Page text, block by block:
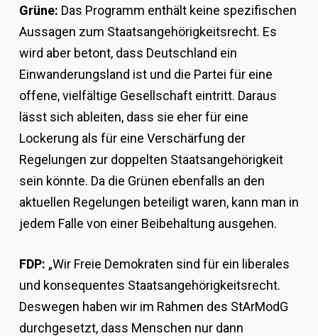
Grüne: Das Programm enthält keine spezifischen
Aussagen zum Staatsangehörigkeitsrecht. Es
wird aber betont, dass Deutschland ein
Einwanderungsland ist und die Partei für eine
offene, vielfältige Gesellschaft eintritt. Daraus
lässt sich ableiten, dass sie eher für eine
Lockerung als für eine Verschärfung der
Regelungen zur doppelten Staatsangehörigkeit
sein könnte. Da die Grünen ebenfalls an den
aktuellen Regelungen beteiligt waren, kann man in
jedem Falle von einer Beibehaltung ausgehen.
FDP: „Wir Freie Demokraten sind für ein liberales
und konsequentes Staatsangehörigkeitsrecht.
Deswegen haben wir im Rahmen des StArModG
durchgesetzt, dass Menschen nur dann